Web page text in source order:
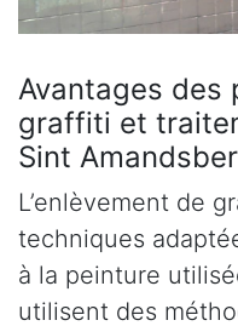
Avantages
graffiti et
Sint
L’enlèvement de
techniques
à la peinture
utilisent des